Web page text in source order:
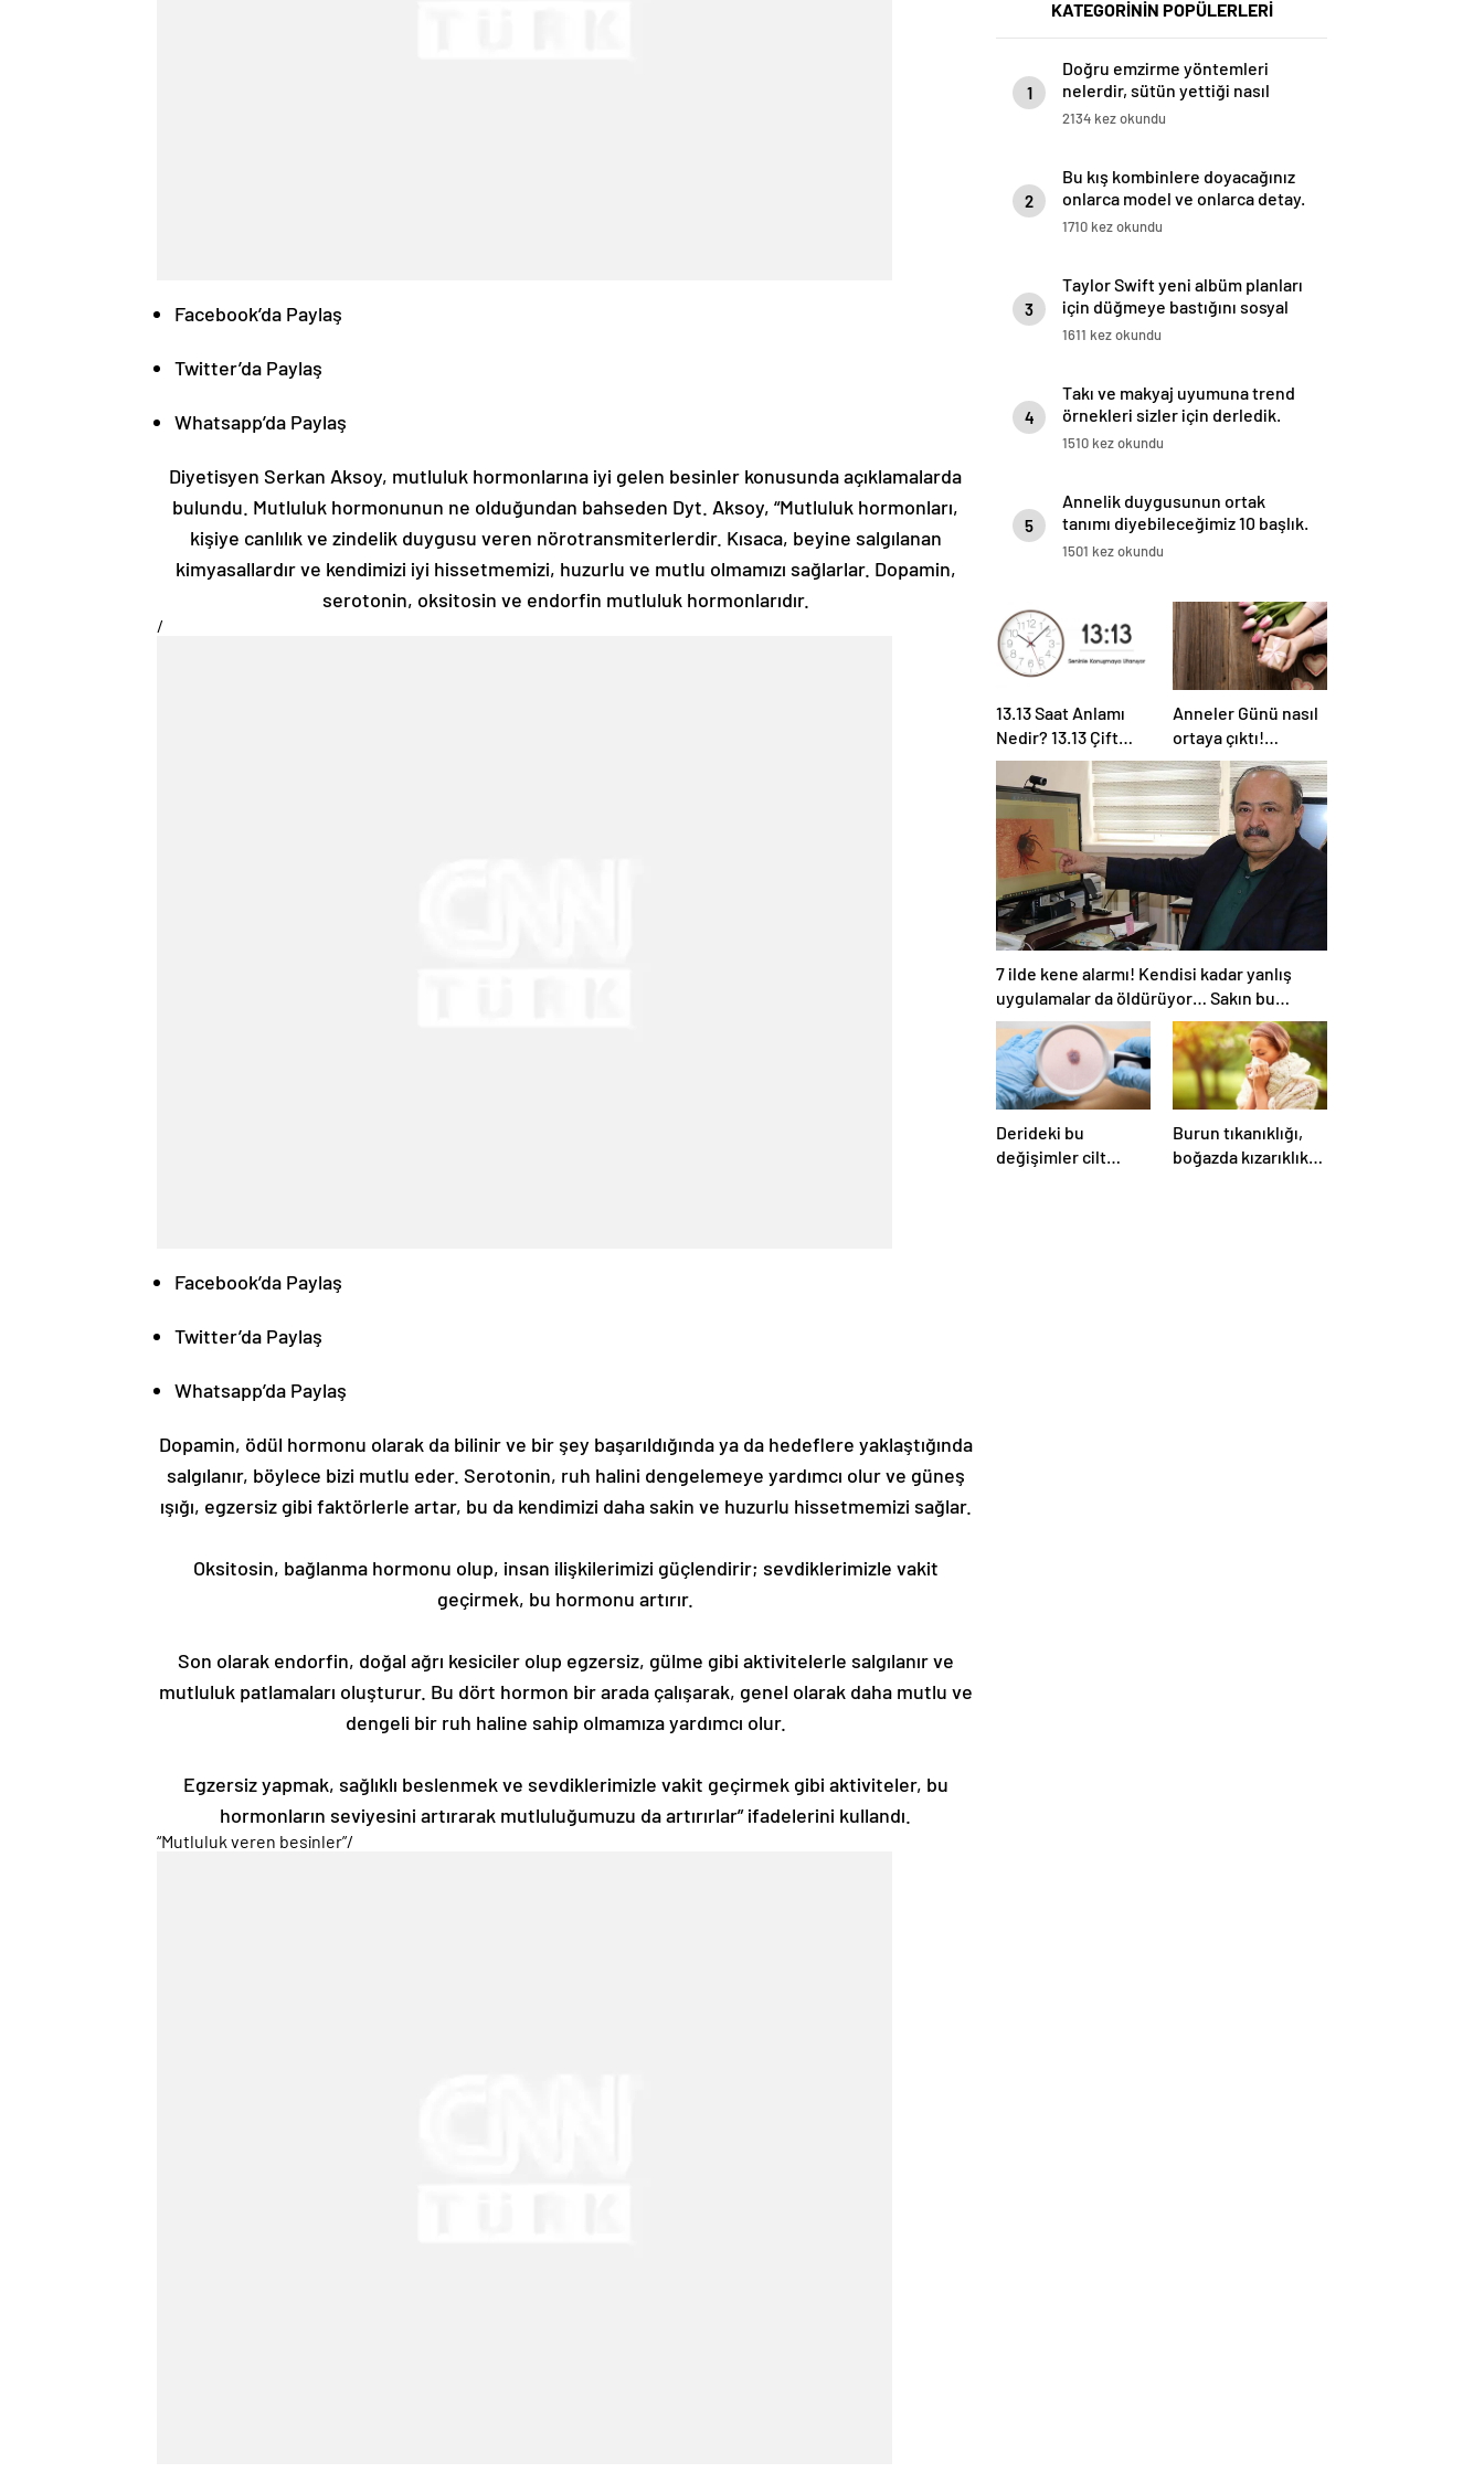
Facebook’da Paylaş
Twitter’da Paylaş
Whatsapp’da Paylaş
Diyetisyen Serkan Aksoy, mutluluk hormonlarına iyi gelen besinler konusunda açıklamalarda
bulundu. Mutluluk hormonunun ne olduğundan bahseden Dyt. Aksoy, “Mutluluk hormonları,
kişiye canlılık ve zindelik duygusu veren nörotransmiterlerdir. Kısaca, beyine salgılanan
kimyasallardır ve kendimizi iyi hissetmemizi, huzurlu ve mutlu olmamızı sağlarlar. Dopamin,
serotonin, oksitosin ve endorfin mutluluk hormonlarıdır.
/
Facebook’da Paylaş
Twitter’da Paylaş
Whatsapp’da Paylaş
Dopamin, ödül hormonu olarak da bilinir ve bir şey başarıldığında ya da hedeflere yaklaştığında
salgılanır, böylece bizi mutlu eder. Serotonin, ruh halini dengelemeye yardımcı olur ve güneş
ışığı, egzersiz gibi faktörlerle artar, bu da kendimizi daha sakin ve huzurlu hissetmemizi sağlar.
Oksitosin, bağlanma hormonu olup, insan ilişkilerimizi güçlendirir; sevdiklerimizle vakit
geçirmek, bu hormonu artırır.
Son olarak endorfin, doğal ağrı kesiciler olup egzersiz, gülme gibi aktivitelerle salgılanır ve
mutluluk patlamaları oluşturur. Bu dört hormon bir arada çalışarak, genel olarak daha mutlu ve
dengeli bir ruh haline sahip olmamıza yardımcı olur.
Egzersiz yapmak, sağlıklı beslenmek ve sevdiklerimizle vakit geçirmek gibi aktiviteler, bu
hormonların seviyesini artırarak mutluluğumuzu da artırırlar” ifadelerini kullandı.
“Mutluluk veren besinler”/
KATEGORİNİN POPÜLERLERİ
1
Doğru emzirme yöntemleri
nelerdir, sütün yettiği nasıl
anlaşılır?
2134 kez okundu
2
Bu kış kombinlere doyacağınız
onlarca model ve onlarca detay.
1710 kez okundu
3
Taylor Swift yeni albüm planları
için düğmeye bastığını sosyal
medyadan duyurdu!
1611 kez okundu
4
Takı ve makyaj uyumuna trend
örnekleri sizler için derledik.
1510 kez okundu
5
Annelik duygusunun ortak
tanımı diyebileceğimiz 10 başlık.
1501 kez okundu
13.13 Saat Anlamı
Nedir? 13.13 Çift
Saatlerin Anlamı
Nasıl Yorumlanır?
Anneler Günü nasıl
ortaya çıktı!
Anneler Günü
tarihçesi! Anneler
Günü ilk kez ne
zaman kutlandı?
7 ilde kene alarmı! Kendisi kadar yanlış
uygulamalar da öldürüyor… Sakın bu
hataları yapmayın
Derideki bu
değişimler cilt
Burun tıkanıklığı,
boğazda kızarıklık